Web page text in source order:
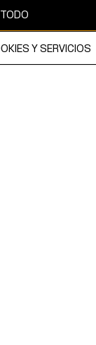
copyright y es
Y SERVICIOS